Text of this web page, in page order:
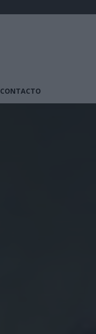
CONTACTO